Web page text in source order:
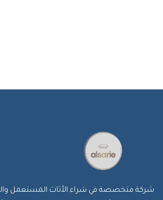
شركة متخصصة في شراء الأثاث المستعمل